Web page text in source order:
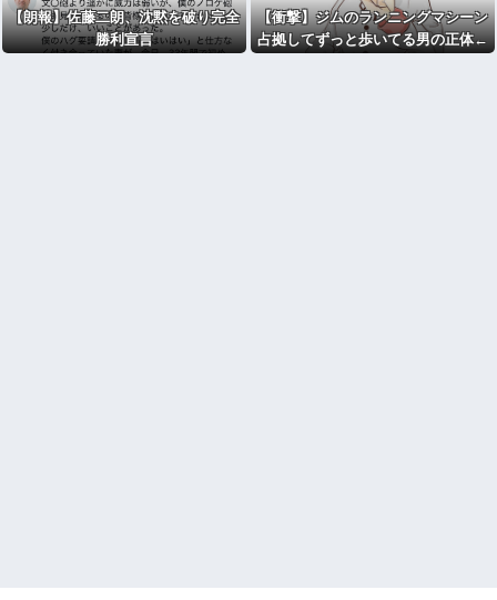
【朗報】佐藤二朗、沈黙を破り完全
勝利宣言
【衝撃】ジムのランニングマシーン
占拠してずっと歩いてる男の正体←